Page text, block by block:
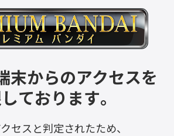
末からのアクセスを
ております。
セスと判定されたため、